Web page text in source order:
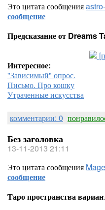
Это цитата сообщения
сообщение
Предсказание от Dreams
Интересное:
"Зависимый" опрос.
Письмо. Про кошку
Утраченные искусства
комментарии: 0
Без заголовка
13-11-2013 21:11
Это цитата сообщения
сообщение
Таро пространства